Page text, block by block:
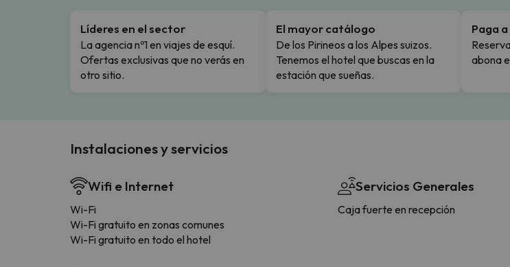
Líderes en el sector
La agencia nº1 en viajes de esquí.
Ofertas exclusivas que no verás en
otro sitio.
El mayor catálogo
De los Pirineos a los Alpes suizos.
Tenemos el hotel que buscas en la
estación que sueñas.
Paga
abona
Instalaciones y servicios
Wifi e Internet
Wi-Fi
Wi-Fi gratuito en zonas comunes
Wi-Fi gratuito en todo el hotel
Servicios Generales
Caja fuerte en recepción